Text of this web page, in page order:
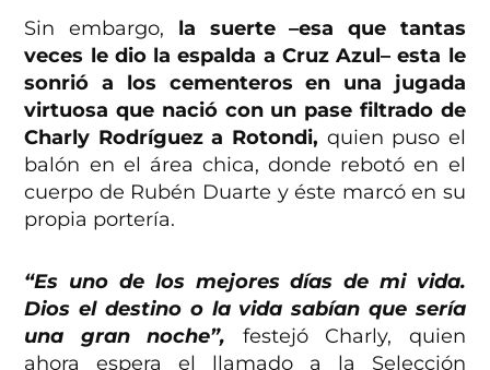
Sin embargo, la suerte –esa que tantas
veces le dio la espalda a Cruz Azul– esta le
sonrió a los cementeros en una jugada
virtuosa que nació con un pase filtrado de
Charly Rodríguez a Rotondi, quien puso el
balón en el área chica, donde rebotó en el
cuerpo de Rubén Duarte y éste marcó en su
propia portería.
“Es uno de los mejores días de mi vida.
Dios el destino o la vida sabían que sería
una gran noche”, festejó Charly, quien
ahora espera el llamado a la Selección